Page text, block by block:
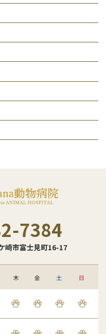
7384
崎市富士見町16-17